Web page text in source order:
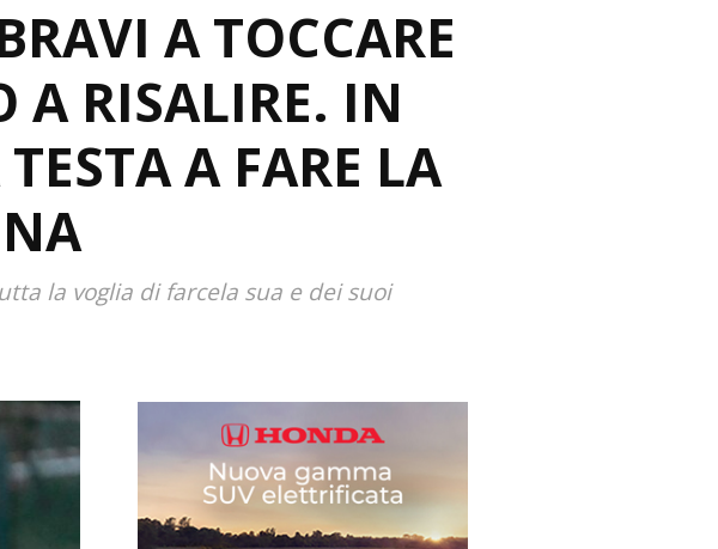
A TOCCARE
A RISALIRE. IN
A FARE LA
la voglia di farcela sua e dei suoi